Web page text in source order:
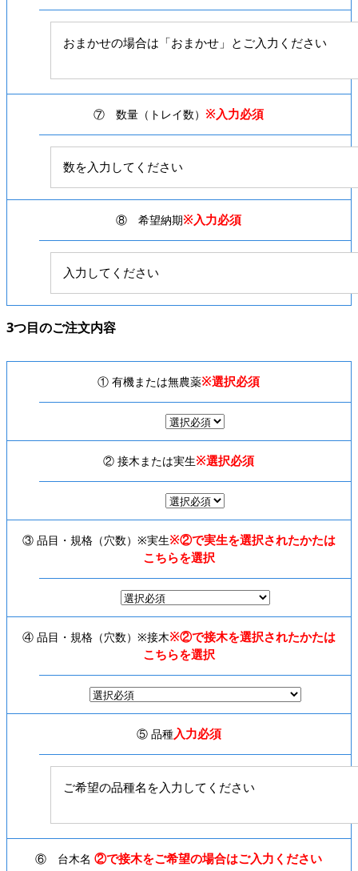
⑦ 数量（トレイ数）※入力必須
⑧ 希望納期※入力必須
3つ目のご注文内容
① 有機または無農薬※選択必須
② 接木または実生※選択必須
③ 品目・規格（穴数）※実生※②で実生を選択されたかたは
こちらを選択
④ 品目・規格（穴数）※接木※②で接木を選択されたかたは
こちらを選択
⑤ 品種入力必須
⑥ 台木名②で接木をご希望の場合はご入力ください